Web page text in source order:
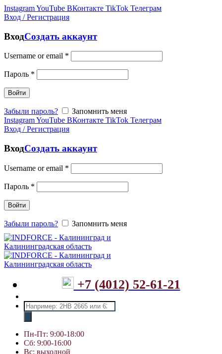
InstagramYouTube ВКонтакте TikTok Телеграм
Вход / Регистрация
ВходСоздать аккаунт
Username or email *
Пароль *
Войти
Забыли пароль?
Запомнить меня
InstagramYouTube ВКонтакте TikTok Телеграм
Вход / Регистрация
ВходСоздать аккаунт
Username or email *
Пароль *
Войти
Забыли пароль? Запомнить меня
+7 (4012) 52-61-21
Поиск
товаров
Пн-Пт: 9:00-18:00
Сб: 9:00-16:00
Вс: выходной